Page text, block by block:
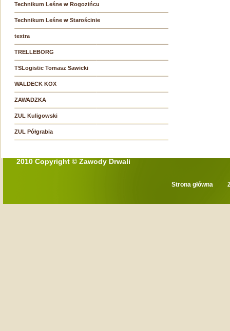
Technikum Leśne w Rogozińcu
Technikum Leśne w Starościnie
textra
TRELLEBORG
TSLogistic Tomasz Sawicki
WALDECK KOX
ZAWADZKA
ZUL Kuligowski
ZUL Półgrabia
2010 Copyright © Zawody Drwali
Strona główna